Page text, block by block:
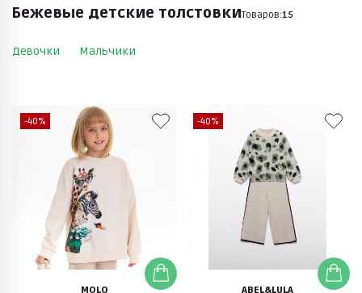
Бежевые детские толстовкиТоваров:15
Девочки Мальчики
-40%
MOLO
-40%
ABEL&LULA